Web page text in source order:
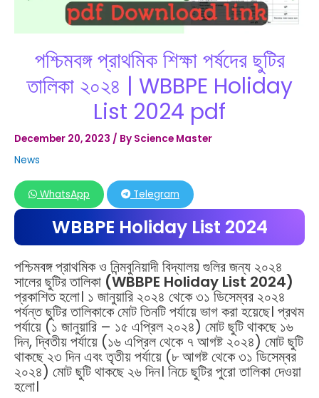
পশ্চিমবঙ্গ প্রাথমিক শিক্ষা পর্ষদের ছুটির
তালিকা ২০২৪ | WBBPE Holiday
List 2024 pdf
December 20, 2023 / By Science Master
News
WhatsApp Telegram
WBBPE Holiday List 2024
পশ্চিমবঙ্গ প্রাথমিক ও নিন্মবুনিয়াদী বিদ্যালয় গুলির জন্য ২০২৪
সালের ছুটির তালিকা (WBBPE Holiday List 2024)
প্রকাশিত হলো। ১ জানুয়ারি ২০২৪ থেকে ৩১ ডিসেম্বর ২০২৪
পর্যন্ত ছুটির তালিকাকে মোট তিনটি পর্যায়ে ভাগ করা হয়েছে। প্রথম
পর্যায়ে (১ জানুয়ারি – ১৫ এপ্রিল ২০২৪) মোট ছুটি থাকছে ১৬
দিন, দ্বিতীয় পর্যায়ে (১৬ এপ্রিল থেকে ৭ আগষ্ট ২০২৪) মোট ছুটি
থাকছে ২৩ দিন এবং তৃতীয় পর্যায়ে (৮ আগষ্ট থেকে ৩১ ডিসেম্বর
২০২৪) মোট ছুটি থাকছে ২৬ দিন। নিচে ছুটির পুরো তালিকা দেওয়া
হলো।